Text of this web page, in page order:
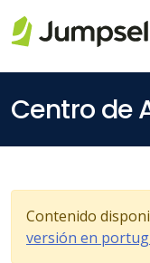
Centro de
Contenido
versión en